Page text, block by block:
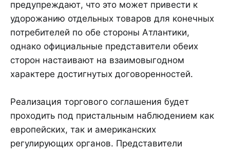
предупреждают, что это может привести к
удорожанию отдельных товаров для конечных
потребителей по обе стороны Атлантики,
однако официальные представители обеих
сторон настаивают на взаимовыгодном
характере достигнутых договоренностей.
Реализация торгового соглашения будет
проходить под пристальным наблюдением как
европейских, так и американских
регулирующих органов. Представители